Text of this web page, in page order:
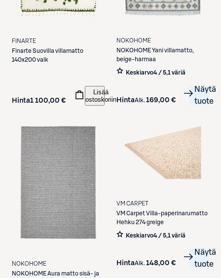
FINARTE
FinarteSuovilla villamatto
140x200 valk
Hinta1 100,00 €
Lisää
ostoskoriin
NOKOHOME
NOKOHOMEYani villamatto,
beige-harmaa
Keskiarvo4 / 5,1 väriä
HintaAlk. 169,00 €
Näytä
tuote
NOKOHOME
NOKOHOMEAura matto sisä- ja
VM CARPET
VM CarpetVilla-paperinarumatto
Hehku 274 greige
Keskiarvo4 / 5,1 väriä
HintaAlk. 148,00 €
Näytä
tuote